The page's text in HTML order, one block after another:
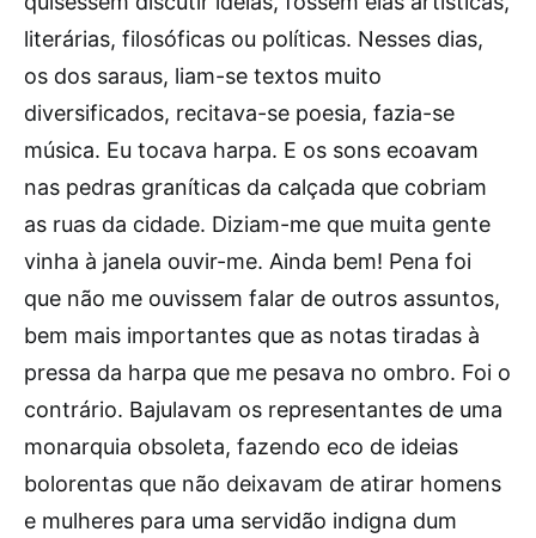
literárias, filosóficas ou políticas. Nesses dias,
os dos saraus, liam-se textos muito
diversificados, recitava-se poesia, fazia-se
música. Eu tocava harpa. E os sons ecoavam
nas pedras graníticas da calçada que cobriam
as ruas da cidade. Diziam-me que muita gente
vinha à janela ouvir-me. Ainda bem! Pena foi
que não me ouvissem falar de outros assuntos,
bem mais importantes que as notas tiradas à
pressa da harpa que me pesava no ombro. Foi o
contrário. Bajulavam os representantes de uma
monarquia obsoleta, fazendo eco de ideias
bolorentas que não deixavam de atirar homens
e mulheres para uma servidão indigna dum